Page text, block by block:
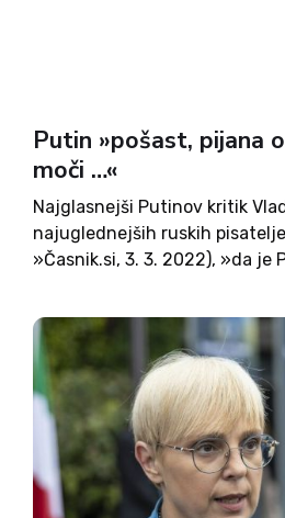
Putin »pošast, pijana
moči …«
Najglasnejši Putinov kritik
najuglednejših ruskih
»Časnik.si, 3. 3. 2022), »da je
zlobe … Je okupator v lastni
je okamenel kot maska, ki...